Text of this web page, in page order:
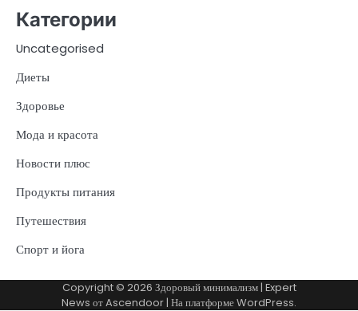
Категории
Uncategorised
Диеты
Здоровье
Мода и красота
Новости плюс
Продукты питания
Путешествия
Спорт и йога
Copyright © 2026 Здоровый минимализм| Expert
News отAscendoor| На платформеWordPress.